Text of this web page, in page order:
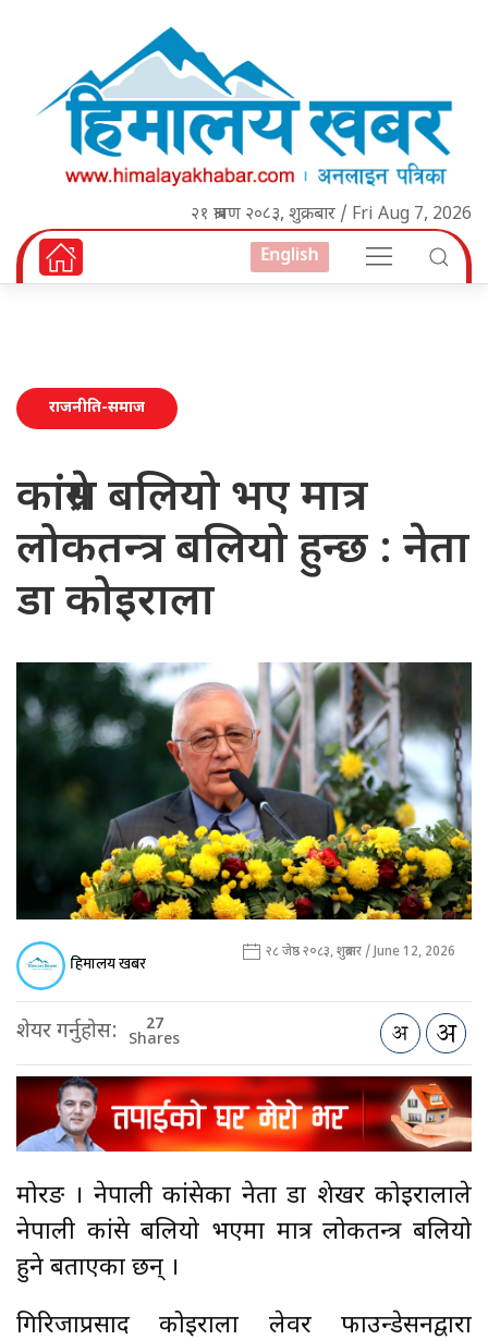
२१ श्रावण २०८३, शुक्रबार / Fri Aug 7, 2026
English
राजनीति-समाज
कांग्रेस बलियो भए मात्र
लोकतन्त्र बलियो हुन्छ : नेता
डा कोइराला
हिमालय खबर २८ जेष्ठ २०८३, शुक्रबार / June 12, 2026
शेयर गर्नुहोस: 27
Shares
मोरङ । नेपाली कांग्रेसका नेता डा शेखर कोइरालाले
नेपाली कांग्रेस बलियो भएमा मात्र लोकतन्त्र बलियो
हुने बताएका छन् ।
गिरिजाप्रसाद कोइराला लेवर फाउन्डेसनद्वारा